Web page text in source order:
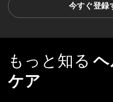
今すぐ登録
もっと知る
ケア